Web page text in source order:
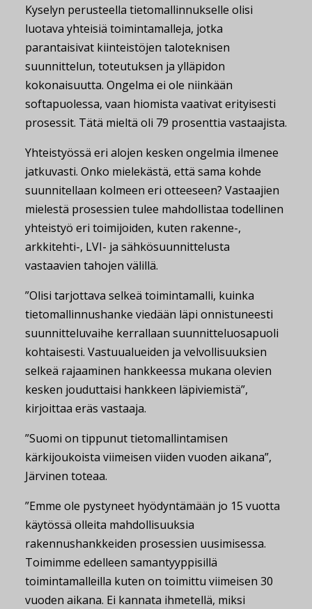
Kyselyn perusteella tietomallinnukselle olisi
luotava yhteisiä toimintamalleja, jotka
parantaisivat kiinteistöjen taloteknisen
suunnittelun, toteutuksen ja ylläpidon
kokonaisuutta. Ongelma ei ole niinkään
softapuolessa, vaan hiomista vaativat erityisesti
prosessit. Tätä mieltä oli 79 prosenttia vastaajista.
Yhteistyössä eri alojen kesken ongelmia ilmenee
jatkuvasti. Onko mielekästä, että sama kohde
suunnitellaan kolmeen eri otteeseen? Vastaajien
mielestä prosessien tulee mahdollistaa todellinen
yhteistyö eri toimijoiden, kuten rakenne-,
arkkitehti-, LVI- ja sähkösuunnittelusta
vastaavien tahojen välillä.
”Olisi tarjottava selkeä toimintamalli, kuinka
tietomallinnushanke viedään läpi onnistuneesti
suunnitteluvaihe kerrallaan suunnitteluosapuoli
kohtaisesti. Vastuualueiden ja velvollisuuksien
selkeä rajaaminen hankkeessa mukana olevien
kesken jouduttaisi hankkeen läpiviemistä”,
kirjoittaa eräs vastaaja.
”Suomi on tippunut tietomallintamisen
kärkijoukoista viimeisen viiden vuoden aikana”,
Järvinen toteaa.
”Emme ole pystyneet hyödyntämään jo 15 vuotta
käytössä olleita mahdollisuuksia
rakennushankkeiden prosessien uusimisessa.
Toimimme edelleen samantyyppisillä
toimintamalleilla kuten on toimittu viimeisen 30
vuoden aikana. Ei kannata ihmetellä, miksi